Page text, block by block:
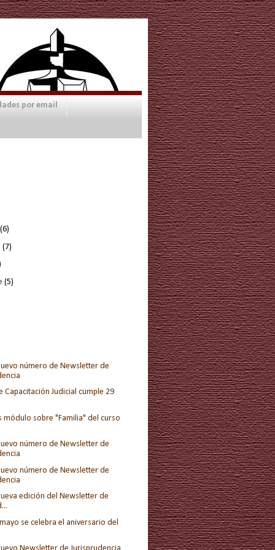
por email
(6)
(7)
(5)
número de Newsletter de
Capacitación Judicial cumple 29
módulo sobre "Familia" del curso
número de Newsletter de
número de Newsletter de
edición del Newsletter de
se celebra el aniversario del